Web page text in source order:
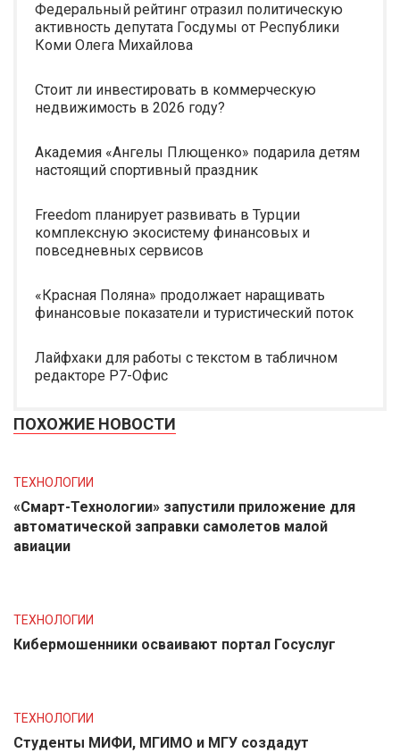
Федеральный рейтинг отразил политическую
активность депутата Госдумы от Республики
Коми Олега Михайлова
Стоит ли инвестировать в коммерческую
недвижимость в 2026 году?
Академия «Ангелы Плющенко» подарила детям
настоящий спортивный праздник
Freedom планирует развивать в Турции
комплексную экосистему финансовых и
повседневных сервисов
«Красная Поляна» продолжает наращивать
финансовые показатели и туристический поток
Лайфхаки для работы с текстом в табличном
редакторе Р7-Офис
ПОХОЖИЕ НОВОСТИ
ТЕХНОЛОГИИ
«Смарт-Технологии» запустили приложение для
автоматической заправки самолетов малой
авиации
ТЕХНОЛОГИИ
Кибермошенники осваивают портал Госуслуг
ТЕХНОЛОГИИ
Студенты МИФИ, МГИМО и МГУ создадут